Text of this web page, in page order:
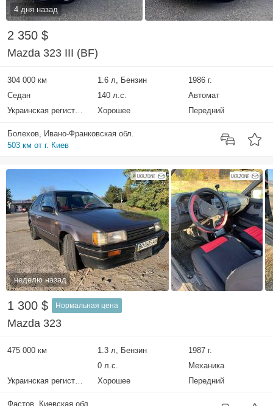
4 дня назад
2 350 $
Mazda 323 III (BF)
304 000 км 1.6 л, Бензин
1986 г.
Седан
140 л.с.
Автомат
Украинская регистрация
Хорошее Передний
Болехов, Ивано-Франковская обл.
503 км от г. Киев
неделю назад
1 300 $ Нормальная цена
Mazda 323
475 000 км 1.3 л, Бензин
1987 г.
0 л.с.
Механика
Украинская регистрация
Хорошее Передний
Фастов, Киевская обл.